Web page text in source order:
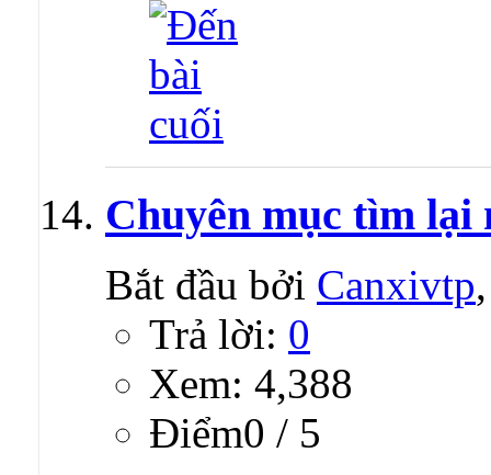
Chuyên mục tìm
Bắt đầu bởi Canxivtp
Trả lời: 0
Xem: 4,388
Ðiểm0 / 5